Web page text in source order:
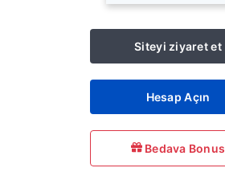
Siteyi ziyaret et
Hesap Açın
Bedava Bonus